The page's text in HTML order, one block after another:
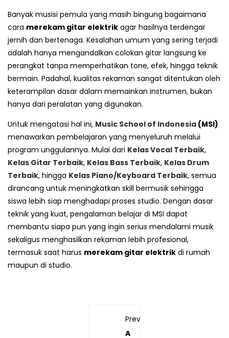
Banyak musisi pemula yang masih bingung bagaimana
cara merekam gitar elektrik agar hasilnya terdengar
jernih dan bertenaga. Kesalahan umum yang sering terjadi
adalah hanya mengandalkan colokan gitar langsung ke
perangkat tanpa memperhatikan tone, efek, hingga teknik
bermain. Padahal, kualitas rekaman sangat ditentukan oleh
keterampilan dasar dalam memainkan instrumen, bukan
hanya dari peralatan yang digunakan.
Untuk mengatasi hal ini, Music School of Indonesia (MSI)
menawarkan pembelajaran yang menyeluruh melalui
program unggulannya. Mulai dari Kelas Vocal Terbaik,
Kelas Gitar Terbaik, Kelas Bass Terbaik, Kelas Drum
Terbaik, hingga Kelas Piano/Keyboard Terbaik, semua
dirancang untuk meningkatkan skill bermusik sehingga
siswa lebih siap menghadapi proses studio. Dengan dasar
teknik yang kuat, pengalaman belajar di MSI dapat
membantu siapa pun yang ingin serius mendalami musik
sekaligus menghasilkan rekaman lebih profesional,
termasuk saat harus merekam gitar elektrik di rumah
maupun di studio.
Previous
A